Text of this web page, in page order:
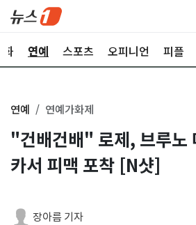
화 연예 스포츠 오피니언 피플
연예 연예가화제
"건배건배" 로제, 브루노
카서 피맥 포착 [N샷]
장아름 기자